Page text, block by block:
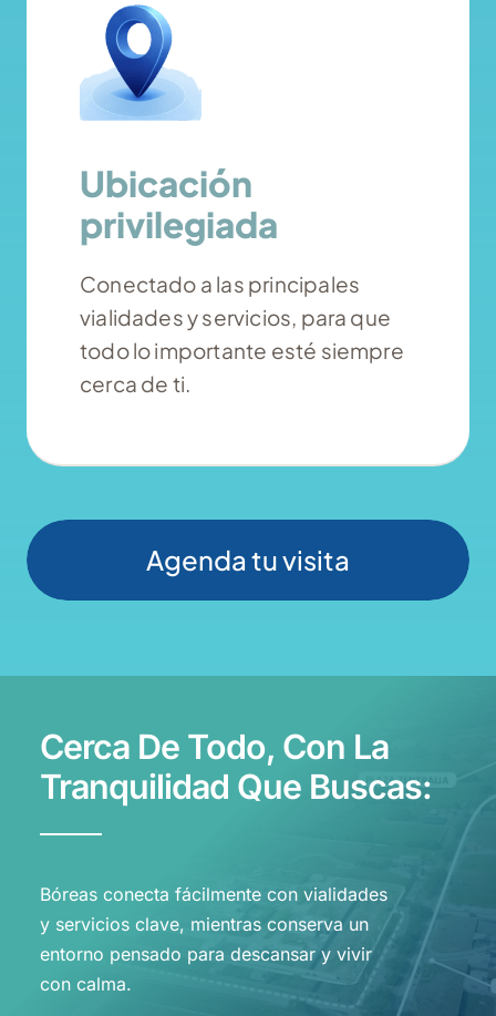
Ubicación
privilegiada
Conectado a las principales
vialidades y servicios, para que
todo lo importante esté siempre
cerca de ti.
Agenda tu visita
Cerca De Todo, Con La
Tranquilidad Que Buscas:
Bóreas conecta fácilmente con vialidades
y servicios clave, mientras conserva un
entorno pensado para descansar y vivir
con calma.